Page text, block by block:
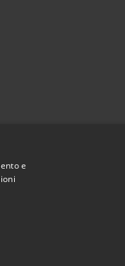
• Powered by
e